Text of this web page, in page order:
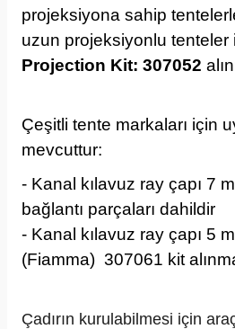
projeksiyona sahip
uzun projeksiyonlu tenteler
Projection Kit: 307052
Çeşitli tente markaları için
mevcuttur:
- Kanal kılavuz ray çapı 7
bağlantı parçaları dahildir
- Kanal kılavuz ray çapı 5
(Fiamma) 307061 kit
Çadırın kurulabilmesi için